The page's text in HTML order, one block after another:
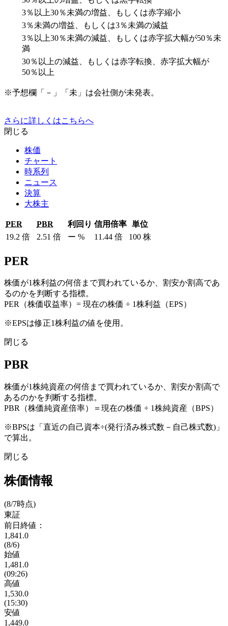
3％以上30％未満の増益、もしくは赤字縮小
3％未満の増益、もしくは3％未満の減益
3％以上30％未満の減益、もしくは赤字拡大幅が50％未
満
30％以上の減益、もしくは赤字転換、赤字拡大幅が
50％以上
※予想欄「－」「未」は会社側が未発表。
さらに詳しくはこちらへ
閉じる
株価
チャート
時系列
ニュース
決算
大株主
PER PBR 利回り 信用倍率 単位
19.2 倍 2.51 倍 ー % 11.44 倍 100 株
PER
株価が1株利益の何倍まで買われているか、割安か割高であ
るのかを判断する指標。
PER（株価収益率）= 現在の株価 ÷ 1株利益（EPS）
※EPSは修正1株利益の値を使用。
閉じる
PBR
株価が1株純資産の何倍まで買われているか、割安か割高で
あるのかを判断する指標。
PBR（株価純資産倍率）＝現在の株価 ÷ 1株純資産（BPS）
※BPSは「直近の自己資本÷(発行済み株式数－自己株式数)」
で算出。
閉じる
株価情報
(8/7時点)
東証
前日終値：
1,841.0
(8/6)
始値
1,481.0
(09:26)
高値
1,530.0
(15:30)
安値
1,449.0